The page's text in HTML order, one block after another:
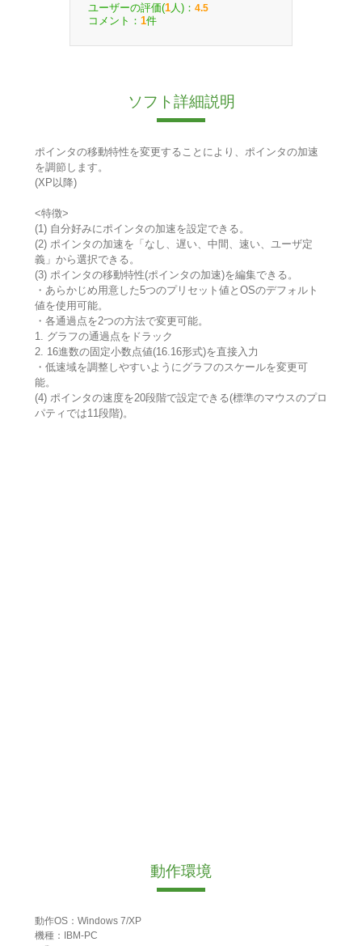
ユーザーの評価(1 人)： 4.5
コメント： 1件
ソフト詳細説明
ポインタの移動特性を変更することにより、ポインタの加速
を調節します。
(XP以降)
<特徴>
(1) 自分好みにポインタの加速を設定できる。
(2) ポインタの加速を「なし、遅い、中間、速い、ユーザ定
義」から選択できる。
(3) ポインタの移動特性(ポインタの加速)を編集できる。
・あらかじめ用意した5つのプリセット値とOSのデフォルト
値を使用可能。
・各通過点を2つの方法で変更可能。
1. グラフの通過点をドラック
2. 16進数の固定小数点値(16.16形式)を直接入力
・低速域を調整しやすいようにグラフのスケールを変更可
能。
(4) ポインタの速度を20段階で設定できる(標準のマウスのプロ
パティでは11段階)。
動作環境
動作OS：Windows 7/XP
機種：IBM-PC